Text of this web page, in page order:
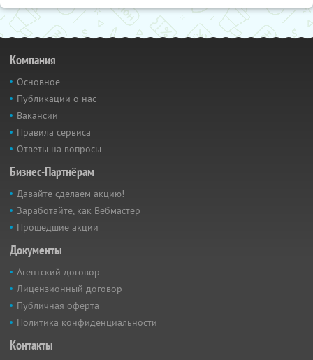
Компания
Основное
Публикации о нас
Вакансии
Правила сервиса
Ответы на вопросы
Бизнес-Партнёрам
Давайте сделаем акцию!
Заработайте, как Вебмастер
Прошедшие акции
Документы
Агентский договор
Лицензионный договор
Публичная оферта
Политика конфиденциальности
Контакты